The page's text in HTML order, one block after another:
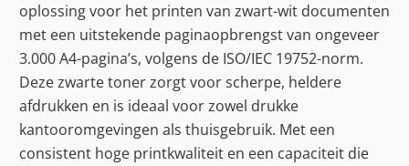
oplossing voor het printen van zwart-wit documenten
met een uitstekende paginaopbrengst van ongeveer
3.000 A4-pagina’s, volgens de ISO/IEC 19752-norm.
Deze zwarte toner zorgt voor scherpe, heldere
afdrukken en is ideaal voor zowel drukke
kantooromgevingen als thuisgebruik. Met een
consistent hoge printkwaliteit en een capaciteit die